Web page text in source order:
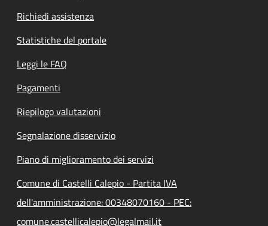
Richiedi assistenza
Statistiche del portale
Leggi le FAQ
Pagamenti
Riepilogo valutazioni
Segnalazione disservizio
Piano di miglioramento dei servizi
Comune di Castelli Calepio - Partita IVA
dell'amministrazione: 00348070160 - PEC:
comune.castellicalepio@legalmail.it